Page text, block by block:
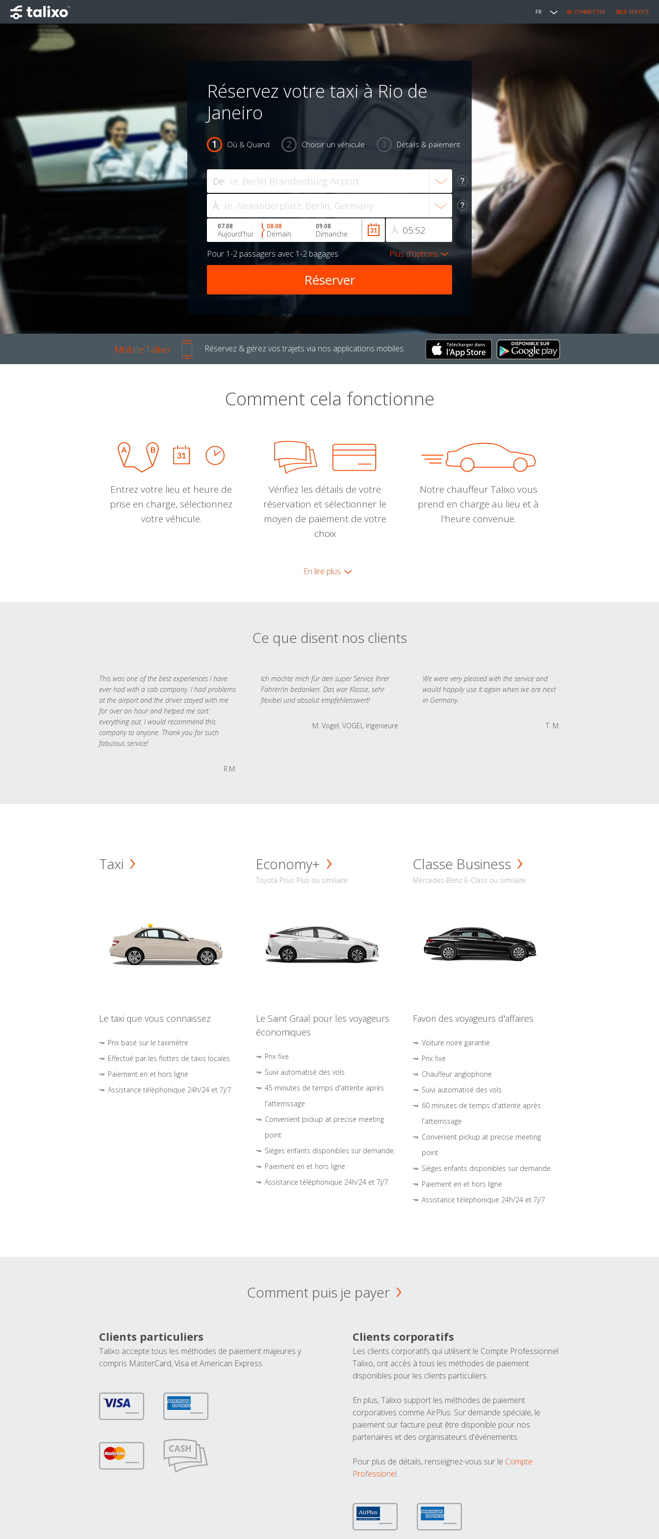
FR SE CONNECTER SELF SERVICE
Réservez votre taxi à Rio de
Janeiro
Où & Quand Choisir un véhicule Détails & paiement
De:
À:
À:
07.08
Aujourd'hui
08.08
Demain
09.08
Dimanche
Pour 1-2 passagers avec 1-2 bagages Plus d'options
Mobile Talixo Réservez & gérez vos trajets via nos applications mobiles.
Comment cela fonctionne
Entrez votre lieu et heure de
prise en charge, sélectionnez
votre véhicule.
Vérifiez les détails de votre
réservation et sélectionner le
moyen de paiement de votre
choix
Notre chauffeur Talixo vous
prend en charge au lieu et à
l'heure convenue.
En lire plus
Ce que disent nos clients
This was one of the best experiences I have
ever had with a cab company. I had problems
at the airport and the driver stayed with me
for over an hour and helped me sort
everything out. I would recommend this
company to anyone. Thank you for such
fabulous service!
R.M.
Ich möchte mich für den super Service Ihrer
Fahrer/in bedanken. Das war Klasse, sehr
flexibel und absolut empfehlenswert!
M. Vogel, VOGEL Ingenieure
We were very pleased with the service and
would happily use it again when we are next
in Germany.
T. M.
Taxi
Le taxi que vous connaissez
Prix basé sur le taximètre
Effectué par les flottes de taxis locales
Paiement en et hors ligne
Assistance téléphonique 24h/24 et 7j/7
Economy+
Toyota Prius Plus ou similaire
Le Saint Graal pour les voyageurs
économiques
Prix fixe
Suivi automatisé des vols
45 minutes de temps d'attente après
l'atterrissage
Convenient pickup at precise meeting
point
Sièges enfants disponibles sur demande.
Paiement en et hors ligne
Assistance téléphonique 24h/24 et 7j/7
Classe Business
Mercedes-Benz E-Class ou similaire
Favori des voyageurs d'affaires
Voiture noire garantie
Prix fixe
Chauffeur anglophone
Suivi automatisé des vols
60 minutes de temps d'attente après
l'atterrissage
Convenient pickup at precise meeting
point
Sièges enfants disponibles sur demande.
Paiement en et hors ligne
Assistance téléphonique 24h/24 et 7j/7
Comment puis je payer
Clients particuliers
Talixo accepte tous les méthodes de paiement majeures y
compris MasterCard, Visa et American Express.
Clients corporatifs
Les clients corporatifs qui utilisent le Compte Professionnel
Talixo, ont accès à tous les méthodes de paiement
disponibles pour les clients particuliers.
En plus, Talixo support les méthodes de paiement
corporatives comme AirPlus. Sur demande spéciale, le
paiement sur facture peut être disponible pour nos
partenaires et des organisateurs d'événements.
Pour plus de détails, renseignez-vous sur le Compte
Professionel.